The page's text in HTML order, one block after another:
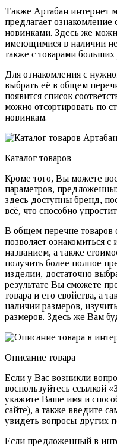
Также Артабан интернет
предлагает ознакомление
новинками. Здесь же
имеющимися в наличии
также с товарами больших
Для ознакомления с
выбрать её в общем
появится список
можно отсортировать по
новинкам.
Каталог товаров
Кроме того, Вы можете
параметров,
здесь доступны бренд,
всё, что способно
В общем перечне товаров
позволяет ознакомиться
названием, а также
получить более полное
изделии, достаточно
результате Вы сможете
товара и его свойства, а
наличии размеров,
размеров. Здесь же Вам
Описание товара
Если у Вас возникли
воспользуйтесь ссылкой
укажите Ваше имя и
сайте), а также введите
увидеть вопросы других
Если предложенный в